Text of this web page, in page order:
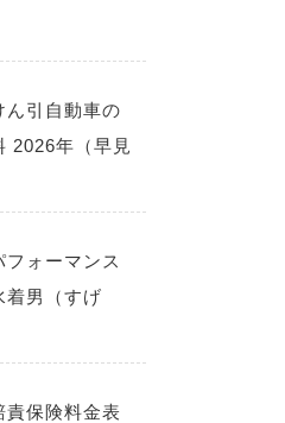
ん引自動車の
2026年（早見
ォーマンス
着男（すげ
責保険料金表